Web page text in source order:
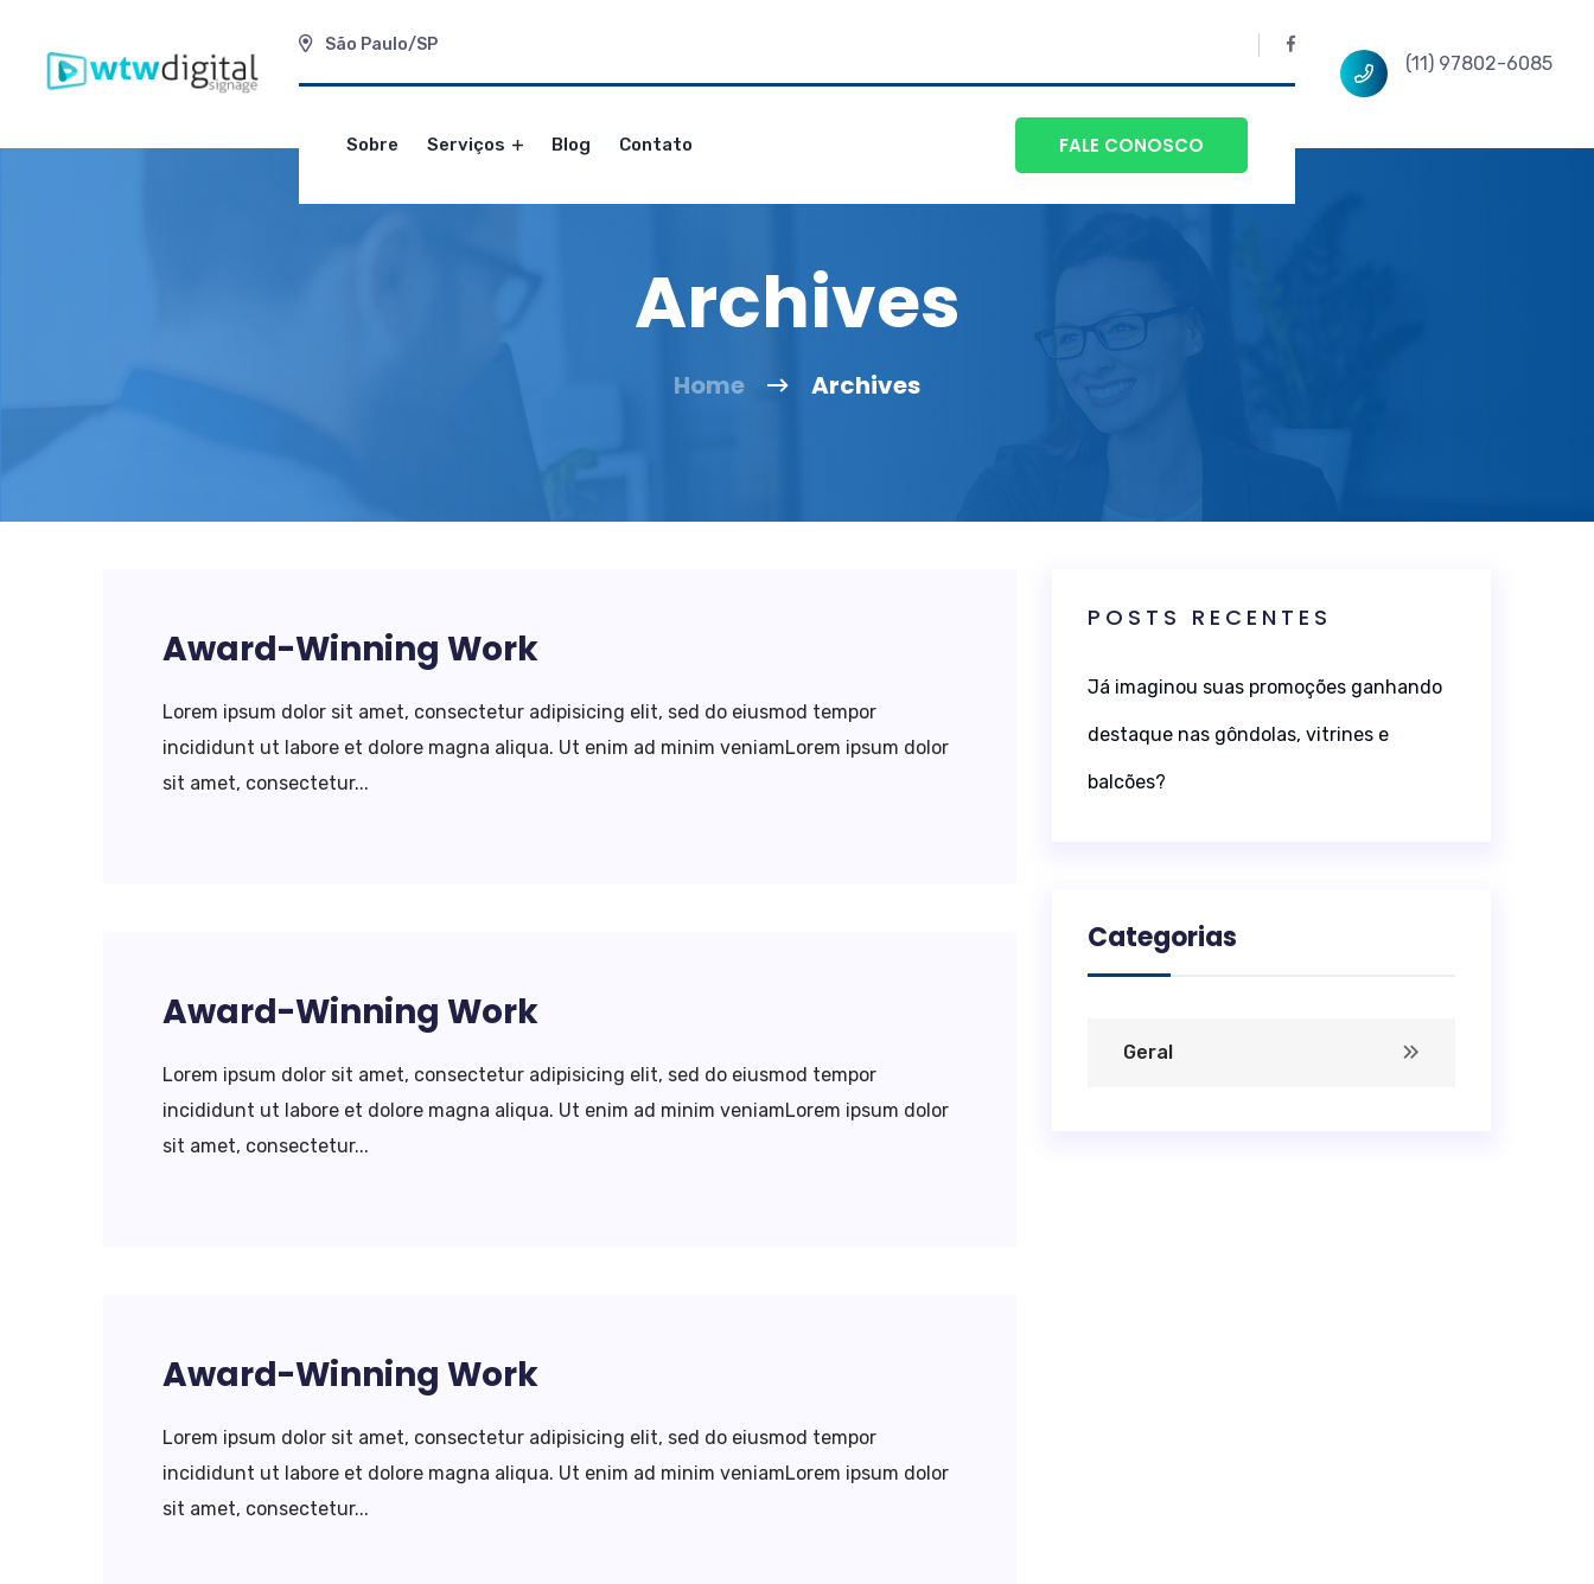
São Paulo/SP
Sobre Serviços Blog Contato FALE CONOSCO
(11) 97802-6085
Archives
Home Archives
Award-Winning Work
Lorem ipsum dolor sit amet, consectetur adipisicing elit, sed do eiusmod tempor
incididunt ut labore et dolore magna aliqua. Ut enim ad minim veniamLorem ipsum dolor
sit amet, consectetur...
Award-Winning Work
Lorem ipsum dolor sit amet, consectetur adipisicing elit, sed do eiusmod tempor
incididunt ut labore et dolore magna aliqua. Ut enim ad minim veniamLorem ipsum dolor
sit amet, consectetur...
Award-Winning Work
Lorem ipsum dolor sit amet, consectetur adipisicing elit, sed do eiusmod tempor
incididunt ut labore et dolore magna aliqua. Ut enim ad minim veniamLorem ipsum dolor
sit amet, consectetur...
POSTS RECENTES
Já imaginou suas promoções ganhando
destaque nas gôndolas, vitrines e
balcões?
Categorias
Geral